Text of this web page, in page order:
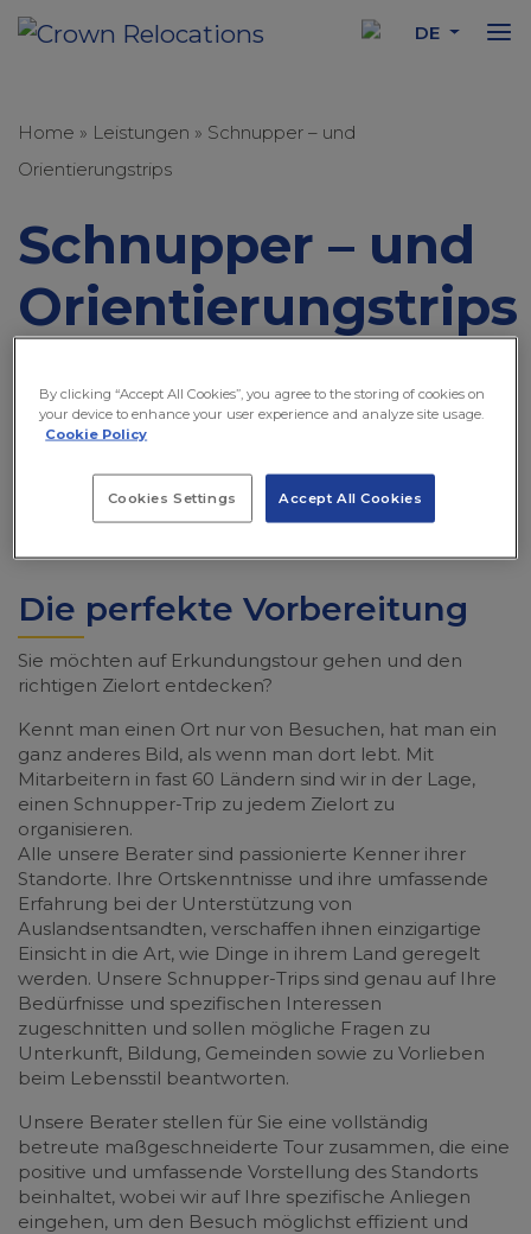
DE
Home » Leistungen » Schnupper – und
Orientierungstrips
Schnupper – und
Orientierungstrips
gehen und den richtigen Zielort
entdecken?
Die perfekte Vorbereitung
Sie möchten auf Erkundungstour gehen und den
richtigen Zielort entdecken?
Kennt man einen Ort nur von Besuchen, hat man ein
ganz anderes Bild, als wenn man dort lebt. Mit
Mitarbeitern in fast 60 Ländern sind wir in der Lage,
einen Schnupper-Trip zu jedem Zielort zu
organisieren.
Alle unsere Berater sind passionierte Kenner ihrer
Standorte. Ihre Ortskenntnisse und ihre umfassende
Erfahrung bei der Unterstützung von
Auslandsentsandten, verschaffen ihnen einzigartige
Einsicht in die Art, wie Dinge in ihrem Land geregelt
werden. Unsere Schnupper-Trips sind genau auf Ihre
Bedürfnisse und spezifischen Interessen
zugeschnitten und sollen mögliche Fragen zu
Unterkunft, Bildung, Gemeinden sowie zu Vorlieben
beim Lebensstil beantworten.
Unsere Berater stellen für Sie eine vollständig
betreute maßgeschneiderte Tour zusammen, die eine
positive und umfassende Vorstellung des Standorts
beinhaltet, wobei wir auf Ihre spezifische Anliegen
eingehen, um den Besuch möglichst effizient und
By clicking “Accept All Cookies”, you agree to the storing of cookies on
your device to enhance your user experience and analyze site usage.
Cookie Policy
Accept All Cookies
Cookies Settings